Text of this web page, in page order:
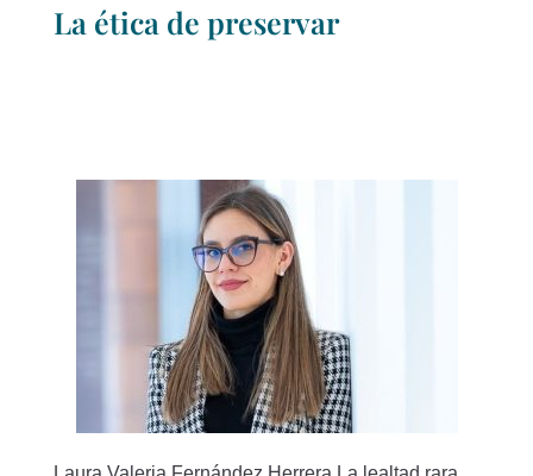
La ética de preservar